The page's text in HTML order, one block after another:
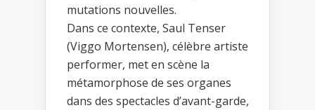
mutations nouvelles.
Dans ce contexte, Saul Tenser
(Viggo Mortensen), célèbre artiste
performer, met en scène la
métamorphose de ses organes
dans des spectacles d’avant-garde,